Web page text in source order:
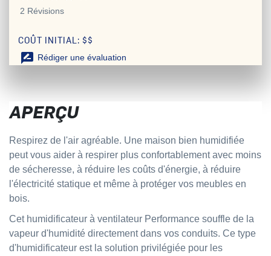
2 Révisions
COÛT INITIAL: $$
rate_review Rédiger une évaluation
APERÇU
Respirez de l'air agréable. Une maison bien humidifiée
peut vous aider à respirer plus confortablement avec moins
de sécheresse, à réduire les coûts d'énergie, à réduire
l'électricité statique et même à protéger vos meubles en
bois.
Cet humidificateur à ventilateur Performance souffle de la
vapeur d'humidité directement dans vos conduits. Ce type
d'humidificateur est la solution privilégiée pour les